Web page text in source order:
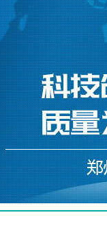
化工过程控制系统
污水处理控制系统
特种包装机
流量秤